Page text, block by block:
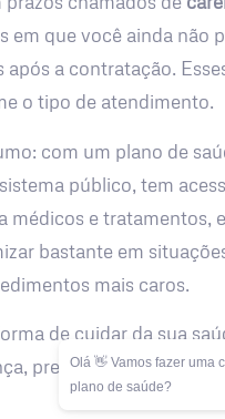
em que você ainda não
após a contratação.
o tipo de atendimento.
com um plano de
público, tem
médicos e tratamentos,
bastante em
mais caros.
de cuidar da sua
previsibilidade e
Olá 👋 Vamos fazer uma
plano de saúde?